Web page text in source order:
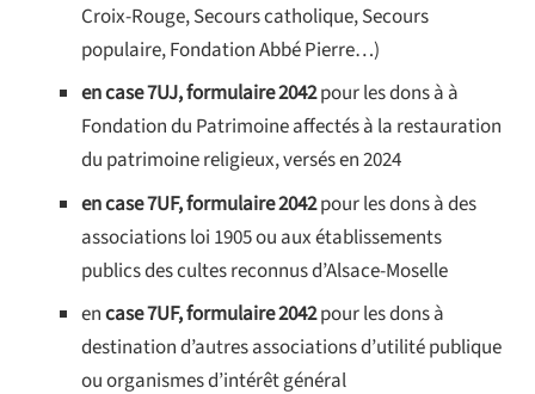
Croix-Rouge, Secours catholique, Secours
populaire, Fondation Abbé Pierre…)
en case 7UJ, formulaire 2042pour les dons à à
Fondation du Patrimoine affectés à la restauration
du patrimoine religieux, versés en 2024
en case 7UF, formulaire 2042pour les dons à des
associations loi 1905 ou aux établissements
publics des cultes reconnus d’Alsace-Moselle
encase 7UF,formulaire 2042pour les dons à
destination d’autres associations d’utilité publique
ou organismes d’intérêt général